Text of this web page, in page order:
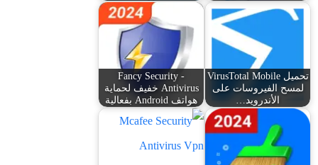
تحميل VirusTotal Mobile
لمسح الفيروسات على
الأندرويد…
Fancy Security -
Antivirus خفيف لحماية
هواتف Android بفعالية